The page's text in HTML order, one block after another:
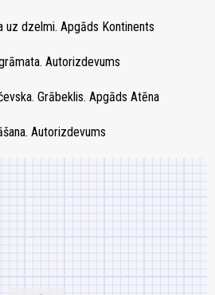
uz dzelmi. Apgāds Kontinents
Autorizdevums
Grābeklis. Apgāds Atēna
Autorizdevums